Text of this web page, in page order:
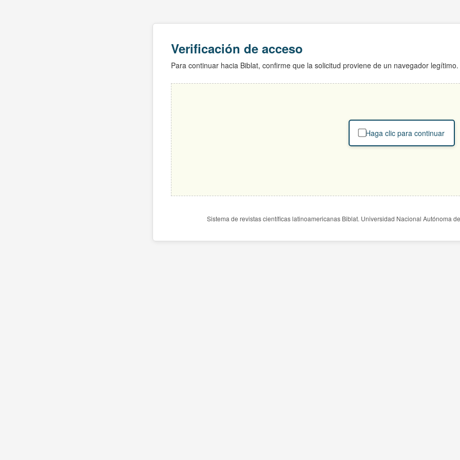
Verificación de acceso
Para continuar hacia Biblat, confirme que la solicitud proviene de un navegador legítimo.
Haga clic para continuar
Sistema de revistas científicas latinoamericanas Biblat. Universidad Nacional Autónoma